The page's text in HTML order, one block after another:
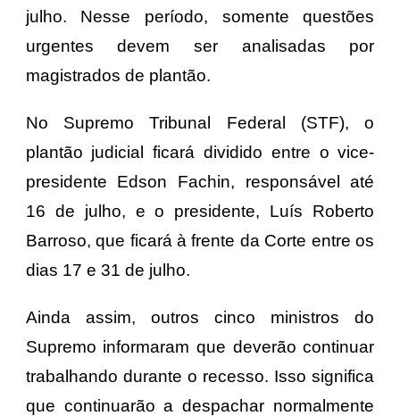
julho. Nesse período, somente questões
urgentes devem ser analisadas por
magistrados de plantão.
No Supremo Tribunal Federal (STF), o
plantão judicial ficará dividido entre o vice-
presidente Edson Fachin, responsável até
16 de julho, e o presidente, Luís Roberto
Barroso, que ficará à frente da Corte entre os
dias 17 e 31 de julho.
Ainda assim, outros cinco ministros do
Supremo informaram que deverão continuar
trabalhando durante o recesso. Isso significa
que continuarão a despachar normalmente